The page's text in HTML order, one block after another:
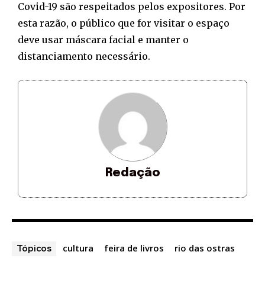
Covid-19 são respeitados pelos expositores. Por
esta razão, o público que for visitar o espaço
deve usar máscara facial e manter o
distanciamento necessário.
Redação
Tópicos cultura feira de livros rio das ostras